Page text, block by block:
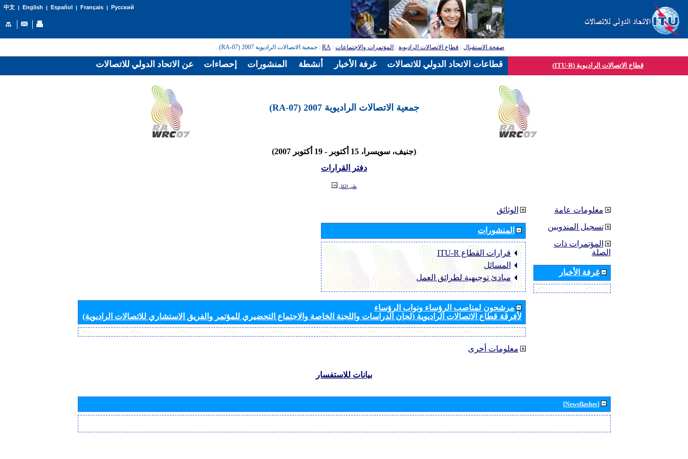
中文| English | Español | Français| Русский
صفحة الاستقبال: قطاع الاتصالات الراديوية: المؤتمرات والاجتماعات:
RA: جمعية الاتصالات الراديوية 2007 (RA-07)
قطاع الاتصالات الراديوية (ITU-R)
جمعية الاتصالات الراديوية 2007 (RA-07)
(جنيف، سويسرا، 15 أكتوبر - 19 أكتوبر 2007)
دفتر القرارات
طي الكل
الوثائق
المنشورات
قرارات القطاع ‏ITU-R
المسائل
مبادئ توجيهية لطرائق العمل
مرشحون لمناصب الرؤساء ونواب الرؤساء
لأفرقة قطاع الاتصالات الراديوية (لجان الدراسات واللجنة الخاصة والاجتماع التحضيري للمؤتمر والفريق الاستشاري للاتصالات الراديوية)
معلومات أخرى
معلومات عامة
تسجيل المندوبين
المؤتمرات ذات
الصلة
غرفة الأخبار
بيانات للاستفسار
[Newsflashes]
عن الاتحاد الدولي للاتصالات إحصاءات المنشورات أنشطة غرفة الأخبار قطاعات الاتحاد الدولي للاتصالات